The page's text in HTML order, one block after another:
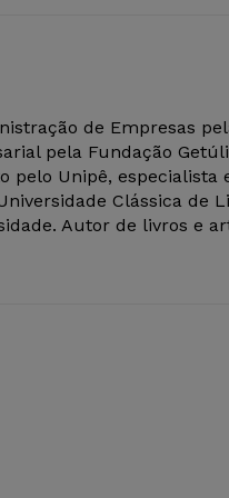
de Empresas
pela Fundação
pelo Unipê, especialista
Clássica de
Autor de livros e